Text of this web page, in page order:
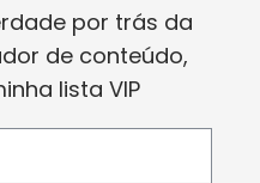
por trás da
de conteúdo,
lista VIP